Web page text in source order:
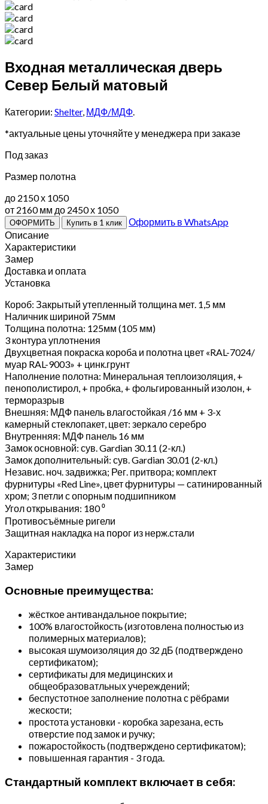
Входная металлическая дверь
Север Белый матовый
Категории: Shelter, МДФ/МДФ.
*актуальные цены уточняйте у менеджера при заказе
Под заказ
Размер полотна
до 2150 х 1050
от 2160 мм до 2450 х 1050
ОФОРМИТЬ Купить в 1 клик
Оформить в WhatsApp
Описание
Характеристики
Замер
Доставка и оплата
Установка
Короб: Закрытый утепленный толщина мет. 1,5 мм
Наличник шириной 75мм
Толщина полотна: 125мм (105 мм)
3 контура уплотнения
Двухцветная покраска короба и полотна цвет «RAL-7024/
муар RAL-9003» + цинк.грунт
Наполнение полотна: Минеральная теплоизоляция, +
пенополистирол, + пробка, + фольгированный изолон, +
терморазрыв
Внешняя: МДФ панель влагостойкая /16 мм + 3-х
камерный стеклопакет, цвет: зеркало серебро
Внутренняя: МДФ панель 16 мм
Замок основной: сув. Gardian 30.11 (2-кл.)
Замок дополнительный: сув. Gardian 30.01 (2-кл.)
Независ. ноч. задвижка; Рег. притвора; комплект
фурнитуры «Red Line», цвет фурнитуры — сатинированный
хром; 3 петли с опорным подшипником
Угол открывания: 180 ⁰
Противосъёмные ригели
Защитная накладка на порог из нерж.стали
Характеристики
Замер
Основные преимущества:
жёсткое антивандальное покрытие;
100% влагостойкость (изготовлена полностью из
полимерных материалов);
высокая шумоизоляция до 32 дБ (подтверждено
сертификатом);
сертификаты для медицинских и
общеобразоватльных учереждений;
беспустотное заполнение полотна с рёбрами
жескости;
простота установки - коробка зарезана, есть
отверстие под замок и ручку;
пожаростойкость (подтверждено сертификатом);
повышенная гарантия - 3 года.
Стандартный комплект включает в себя: